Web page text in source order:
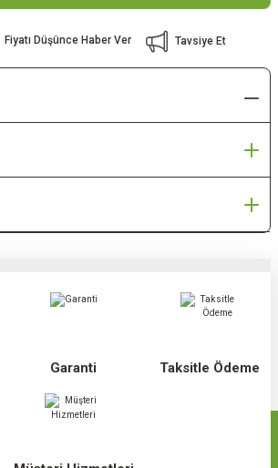
Fiyatı Düşünce Haber Ver Tavsiye Et
Garanti Taksitle Ödeme